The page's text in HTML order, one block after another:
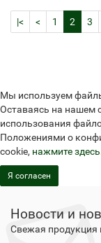
|< < 1 2 3
Мы используем
Оставаясь на нашем
использования
Положениями о
cookie, нажмите здесь
Я согласен
Новости и
Свежая продукция